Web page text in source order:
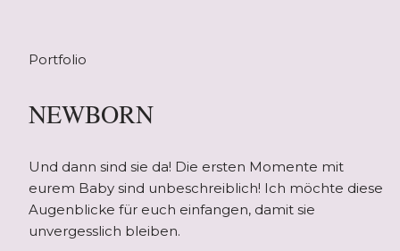
Portfolio
NEWBORN
Und dann sind sie da! Die ersten Momente mit
eurem Baby sind unbeschreiblich! Ich möchte diese
Augenblicke für euch einfangen, damit sie
unvergesslich bleiben.